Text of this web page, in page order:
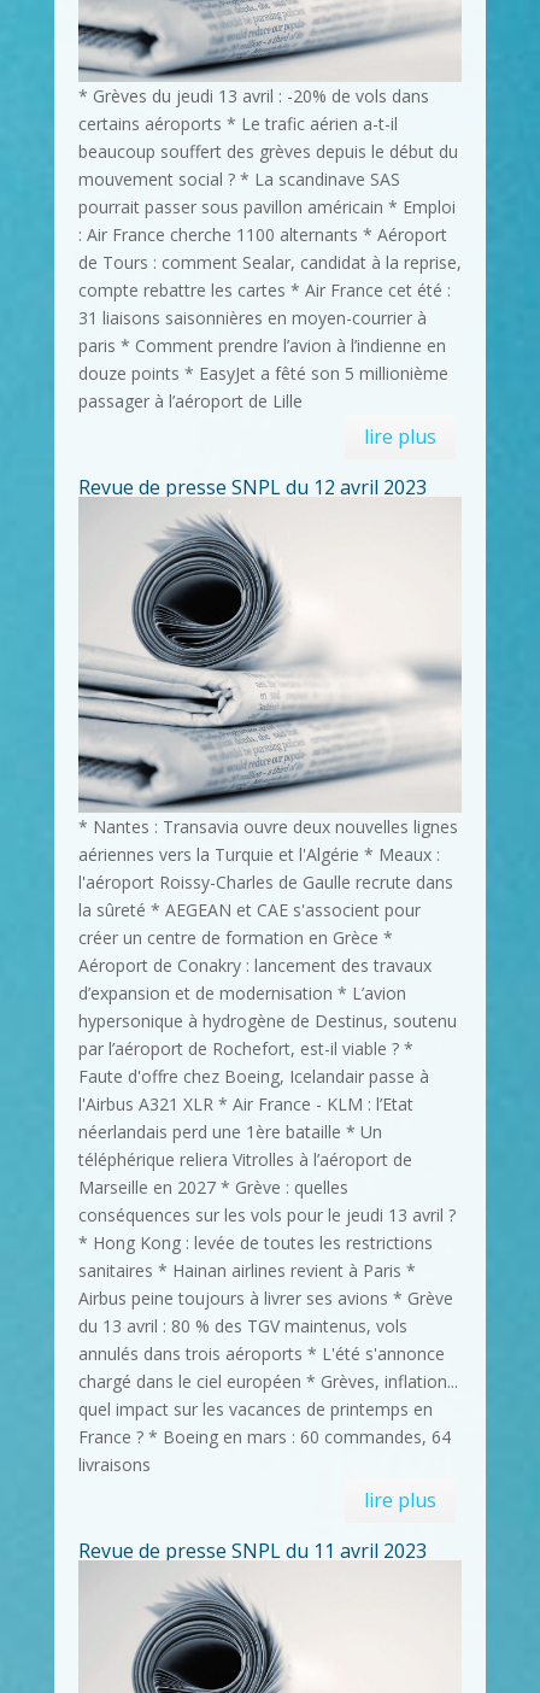
* Grèves du jeudi 13 avril : -20% de vols dans
certains aéroports * Le trafic aérien a-t-il
beaucoup souffert des grèves depuis le début du
mouvement social ? * La scandinave SAS
pourrait passer sous pavillon américain * Emploi
: Air France cherche 1100 alternants * Aéroport
de Tours : comment Sealar, candidat à la reprise,
compte rebattre les cartes * Air France cet été :
31 liaisons saisonnières en moyen-courrier à
paris * Comment prendre l’avion à l’indienne en
douze points * EasyJet a fêté son 5 millionième
passager à l’aéroport de Lille
lire plus
Revue de presse SNPL du 12 avril 2023
* Nantes : Transavia ouvre deux nouvelles lignes
aériennes vers la Turquie et l'Algérie * Meaux :
l'aéroport Roissy-Charles de Gaulle recrute dans
la sûreté * AEGEAN et CAE s'associent pour
créer un centre de formation en Grèce *
Aéroport de Conakry : lancement des travaux
d’expansion et de modernisation * L’avion
hypersonique à hydrogène de Destinus, soutenu
par l’aéroport de Rochefort, est-il viable ? *
Faute d'offre chez Boeing, Icelandair passe à
l'Airbus A321 XLR * Air France - KLM : l’Etat
néerlandais perd une 1ère bataille * Un
téléphérique reliera Vitrolles à l’aéroport de
Marseille en 2027 * Grève : quelles
conséquences sur les vols pour le jeudi 13 avril ?
* Hong Kong : levée de toutes les restrictions
sanitaires * Hainan airlines revient à Paris *
Airbus peine toujours à livrer ses avions * Grève
du 13 avril : 80 % des TGV maintenus, vols
annulés dans trois aéroports * L'été s'annonce
chargé dans le ciel européen * Grèves, inflation...
quel impact sur les vacances de printemps en
France ? * Boeing en mars : 60 commandes, 64
livraisons
lire plus
Revue de presse SNPL du 11 avril 2023